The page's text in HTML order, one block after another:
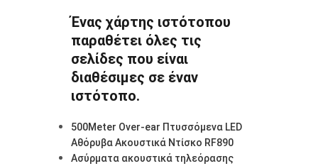
Ένας χάρτης ιστότοπου
παραθέτει όλες τις
σελίδες που είναι
διαθέσιμες σε έναν
ιστότοπο.
500Meter Over-ear Πτυσσόμενα LED
Αθόρυβα Ακουστικά Ντίσκο RF890
Ασύρματα ακουστικά τηλεόρασης